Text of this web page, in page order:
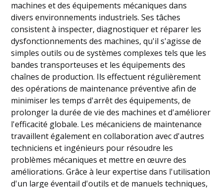
machines et des équipements mécaniques dans
divers environnements industriels. Ses tâches
consistent à inspecter, diagnostiquer et réparer les
dysfonctionnements des machines, qu'il s'agisse de
simples outils ou de systèmes complexes tels que les
bandes transporteuses et les équipements des
chaînes de production. Ils effectuent régulièrement
des opérations de maintenance préventive afin de
minimiser les temps d'arrêt des équipements, de
prolonger la durée de vie des machines et d'améliorer
l'efficacité globale. Les mécaniciens de maintenance
travaillent également en collaboration avec d'autres
techniciens et ingénieurs pour résoudre les
problèmes mécaniques et mettre en œuvre des
améliorations. Grâce à leur expertise dans l'utilisation
d'un large éventail d'outils et de manuels techniques,